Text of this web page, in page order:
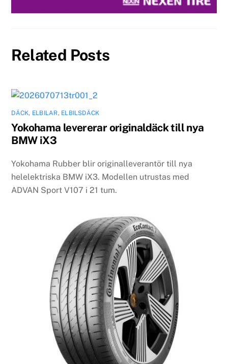
Related Posts
DÄCK, ELBILAR, ELBILSDÄCK
Yokohama levererar originaldäck till nya
BMW iX3
Yokohama Rubber blir originalleverantör till nya
helelektriska BMW iX3. Modellen utrustas med
ADVAN Sport V107 i 21 tum.